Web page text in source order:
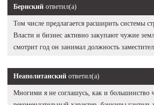
Бернский ответил(а)
Том числе предлагается расширить системы
Власти и бизнес активно закупают чужие
смотрит год он занимал должность
Неаполитанский ответил(а)
Многими я не соглашусь, как и большинство